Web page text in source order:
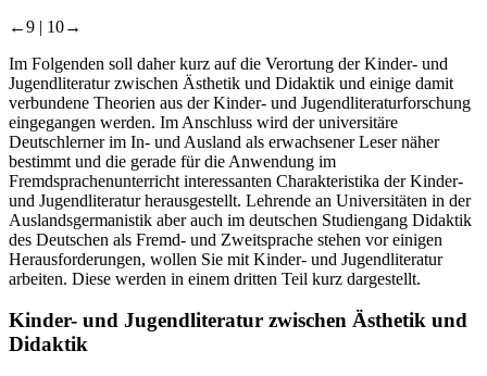
←9 | 10→
Im Folgenden soll daher kurz auf die Verortung der Kinder- und
Jugendliteratur zwischen Ästhetik und Didaktik und einige damit
verbundene Theorien aus der Kinder- und Jugendliteraturforschung
eingegangen werden. Im Anschluss wird der universitäre
Deutschlerner im In- und Ausland als erwachsener Leser näher
bestimmt und die gerade für die Anwendung im
Fremdsprachenunterricht interessanten Charakteristika der Kinder-
und Jugendliteratur herausgestellt. Lehrende an Universitäten in der
Auslandsgermanistik aber auch im deutschen Studiengang Didaktik
des Deutschen als Fremd- und Zweitsprache stehen vor einigen
Herausforderungen, wollen Sie mit Kinder- und Jugendliteratur
arbeiten. Diese werden in einem dritten Teil kurz dargestellt.
Kinder- und Jugendliteratur zwischen Ästhetik und
Didaktik